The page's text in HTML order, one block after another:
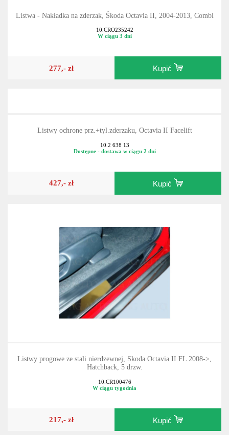
Listwa - Nakładka na zderzak, Škoda Octavia II, 2004-2013, Combi
10.CRO235242
W ciągu 3 dni
277,- zł Kupić
Listwy ochrone prz.+tyl.zderzaku, Octavia II Facelift
10.2 638 13
Dostępne - dostawa w ciągu 2 dni
427,- zł Kupić
Listwy progowe ze stali nierdzewnej, Skoda Octavia II FL 2008->,
Hatchback, 5 drzw.
10.CR100476
W ciągu tygodnia
217,- zł Kupić